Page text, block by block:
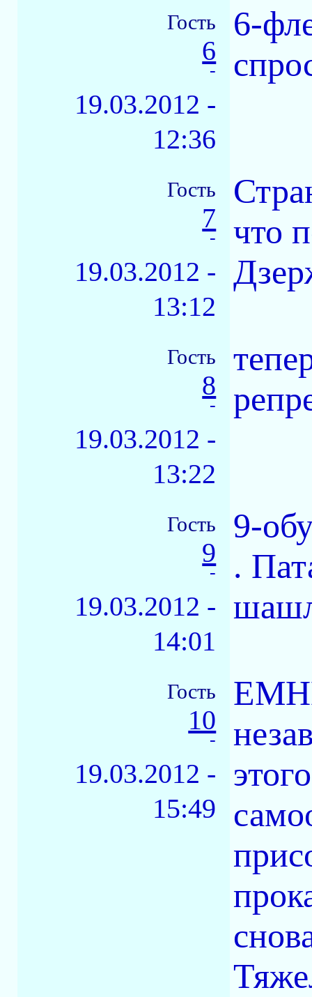
Гость
6
-
19.03.2012 -
12:36
6-
Гость
7
-
19.03.2012 -
13:12
что
Гость
8
-
19.03.2012 -
13:22
Гость
9
-
19.03.2012 -
14:01
9-
.
Гость
10
-
19.03.2012 -
15:49